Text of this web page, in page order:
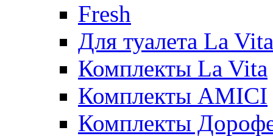
Fresh
Для туалета La Vita
Комплекты La Vita
Комплекты AMICI
Комплекты